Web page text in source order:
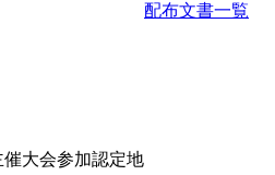
大会参加認定地
配布文書一覧